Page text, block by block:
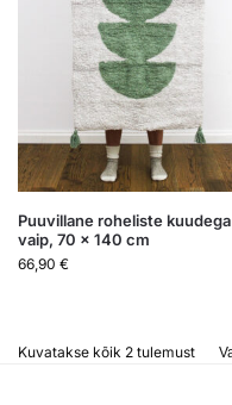
Puuvillane roheliste kuudega
vaip, 70 x 140 cm
66,90 €
Kuvatakse kõik 2 tulemust